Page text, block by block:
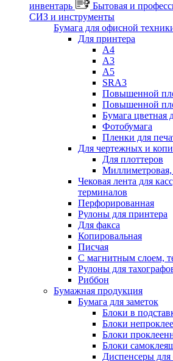
инвентарь
Бытовая и
СИЗ и инструменты
Бумага для офисной
Для принтера
А4
А3
А5
SRA3
Повышенной
Повышенной
Бумага цветная
Фотобумага
Пленки для
Для чертежных и
Для плоттеров
Миллиметровая,
Чековая лента для
терминалов
Перфорированная
Рулоны для принтера
Для факса
Копировальная
Писчая
С магнитным слоем,
Рулоны для
Риббон
Бумажная продукция
Бумага для заметок
Блоки в
Блоки
Блоки
Блоки
Диспенсеры для